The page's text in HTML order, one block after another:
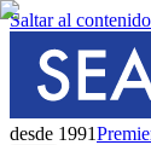
Saltar al
desde 1991